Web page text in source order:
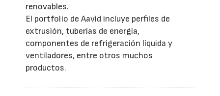
renovables.
El portfolio de Aavid incluye perfiles de
extrusión, tuberías de energía,
componentes de refrigeración líquida y
ventiladores, entre otros muchos
productos.